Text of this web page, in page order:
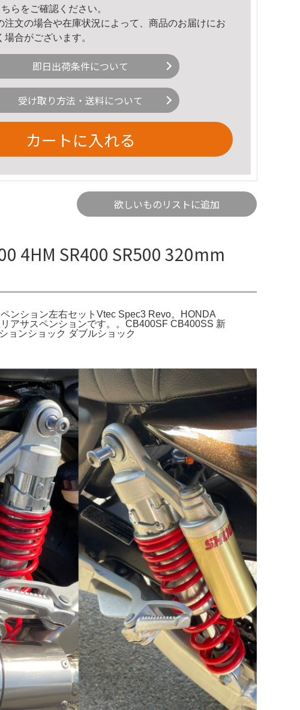
ら をご確認ください。
文の場合や在庫状況によって、商品のお届けにお
合がございます。
即日出荷条件について
受け取り方法・送料について
カートに入れる
欲しいものリストに追加
4HM SR400 SR500 320mm
ンション左右セットVtec Spec3 Revo。HONDA
アサスペンションです。。CB400SF CB400SS 新
ョンショック ダブルショック